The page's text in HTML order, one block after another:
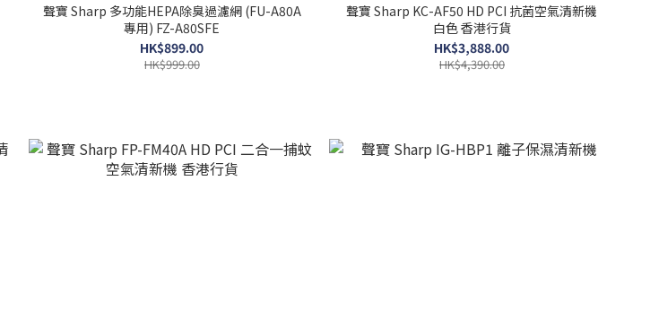
聲寶 Sharp 多功能HEPA除臭過濾網 (FU-A80A
專用) FZ-A80SFE
HK$899.00
HK$999.00
聲寶 Sharp KC-AF50 HD PCI 抗菌空氣清新機
白色 香港行貨
HK$3,888.00
HK$4,390.00